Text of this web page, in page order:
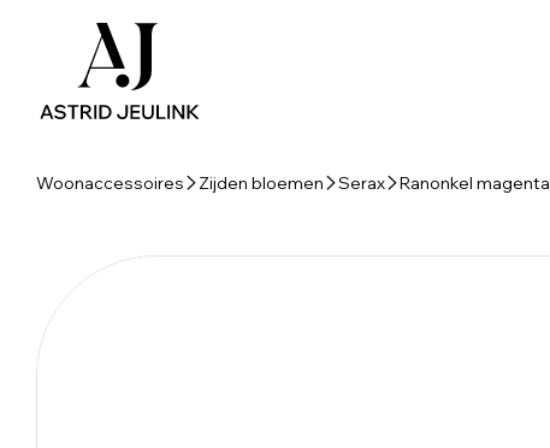
Woonaccessoires Zijden bloemen Serax Ranonkel magenta